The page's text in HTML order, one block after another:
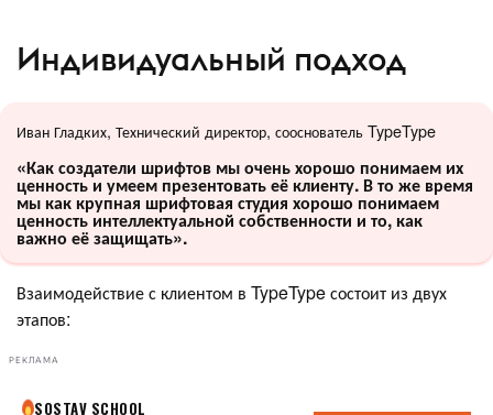
Индивидуальный подход
Иван Гладких, Технический директор, сооснователь TypeType
«Как создатели шрифтов мы очень хорошо понимаем их
ценность и умеем презентовать её клиенту. В то же время
мы как крупная шрифтовая студия хорошо понимаем
ценность интеллектуальной собственности и то, как
важно её защищать».
Взаимодействие с клиентом в TypeType состоит из двух
этапов:
РЕКЛАМА